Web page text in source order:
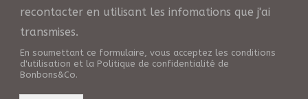
recontacter en utilisant les infomations que j'ai
transmises.
En soumettant ce formulaire, vous acceptez les conditions
d'utilisation et la Politique de confidentialité de
Bonbons&Co.